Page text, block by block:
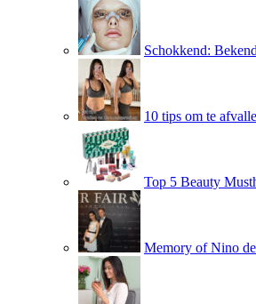
Schokkend:
10 tips om te
Top 5 Beauty
Memory of Nino